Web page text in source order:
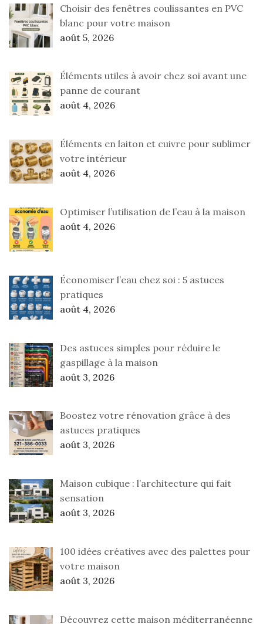
Choisir des fenêtres coulissantes en PVC
blanc pour votre maison
août 5, 2026
Éléments utiles à avoir chez soi avant une
panne de courant
août 4, 2026
Éléments en laiton et cuivre pour sublimer
votre intérieur
août 4, 2026
Optimiser l’utilisation de l’eau à la maison
août 4, 2026
Économiser l’eau chez soi : 5 astuces
pratiques
août 4, 2026
Des astuces simples pour réduire le
gaspillage à la maison
août 3, 2026
Boostez votre rénovation grâce à des
astuces pratiques
août 3, 2026
Maison cubique : l’architecture qui fait
sensation
août 3, 2026
100 idées créatives avec des palettes pour
votre maison
août 3, 2026
Découvrez cette maison méditerranéenne